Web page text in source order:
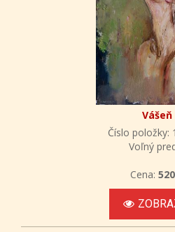
Vášeň
Číslo položky:
Voľný
Cena: